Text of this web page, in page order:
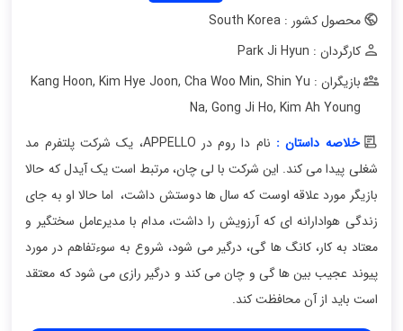
محصول کشور : South Korea
کارگردان : Park Ji Hyun
بازیگران : Kang Hoon
, Kim Hye Joon, Cha Woo Min, Shin Yu
Na, Gong Ji Ho, Kim Ah Young
خلاصه داستان :
نام دا روم در APPELLO، یک شرکت پلتفرم مد
شغلی پیدا می کند. این شرکت با لی چان، مرتبط است یک آیدل که حالا
بازیگر مورد علاقه اوست که سال ها دوستش داشت، اما حالا او به جای
زندگی هوادارانه ای که آرزویش را داشت، مدام با مدیرعامل سختگیر و
معتاد به کار، کانگ ها گی، درگیر می شود، شروع به سوءتفاهم در مورد
پیوند عجیب بین ها گی و چان می کند و درگیر رازی می شود که معتقد
است باید از آن محافظت کند.